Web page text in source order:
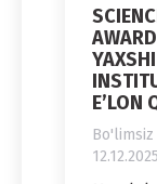
E’LON
Bo'limsiz
12.12.2025